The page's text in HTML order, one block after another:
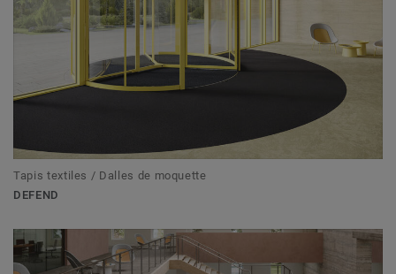
Tapis textiles / Dalles de moquette
DEFEND